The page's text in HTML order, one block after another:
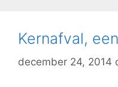
Kernafval,
december 24, 2014